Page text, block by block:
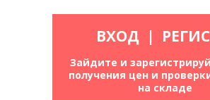
ВХОД |
Зайдите и
получения цен и
на складе